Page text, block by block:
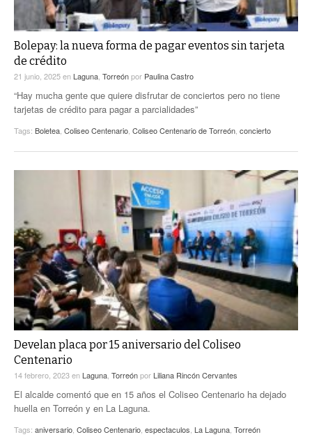
Bolepay: la nueva forma de pagar eventos sin tarjeta
de crédito
21 junio, 2025en Laguna Torreónpor Paulina Castro
“Hay mucha gente que quiere disfrutar de conciertos pero no tiene
tarjetas de crédito para pagar a parcialidades”
Tags: Boletea Coliseo Centenario Coliseo Centenario de Torreón concierto
Develan placa por 15 aniversario del Coliseo
Centenario
14 febrero, 2023en Laguna Torreónpor Liliana Rincón Cervantes
El alcalde comentó que en 15 años el Coliseo Centenario ha dejado
huella en Torreón y en La Laguna.
Tags: aniversario Coliseo Centenario espectaculos La Laguna Torreón